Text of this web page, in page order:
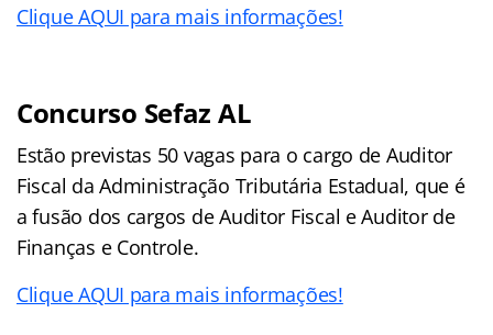
Clique AQUI para mais informações!
Concurso Sefaz AL
Estão previstas 50 vagas para o cargo de Auditor
Fiscal da Administração Tributária Estadual, que é
a fusão dos cargos de Auditor Fiscal e Auditor de
Finanças e Controle.
Clique AQUI para mais informações!